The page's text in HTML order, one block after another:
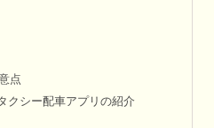
点
クシー配車アプリの紹介